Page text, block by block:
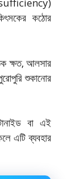
কঠোর
ক্ষত, আলসার
শুকানোর
বা এই
এটি ব্যবহার